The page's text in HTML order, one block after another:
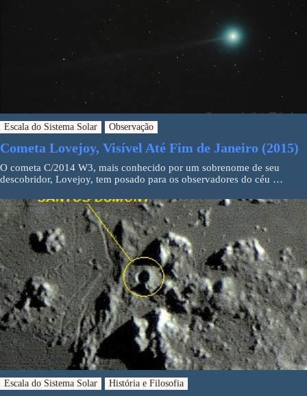
Escala do Sistema Solar Observação
Cometa Lovejoy, Visível Até Fim de Janeiro (2015)
O cometa C/2014 W3, mais conhecido por um sobrenome de seu
descobridor, Lovejoy, tem posado para os observadores do céu …
Escala do Sistema Solar História e Filosofia